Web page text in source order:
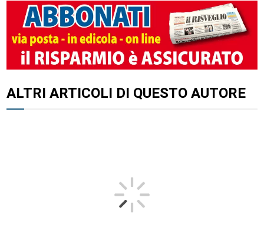
ALTRI ARTICOLI DI QUESTO AUTORE